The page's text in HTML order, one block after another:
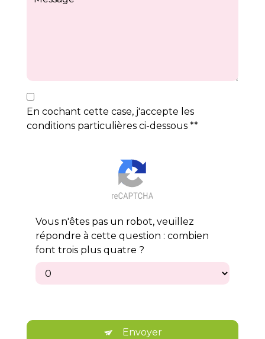
En cochant cette case, j'accepte les
conditions particulières ci-dessous **
Vous n'êtes pas un robot, veuillez
répondre à cette question : combien
font trois plus quatre ?
Envoyer